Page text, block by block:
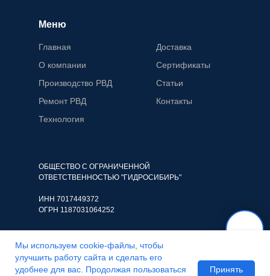
Мы используем cookie-файлы, чтобы
улучшить работу сайта и сделать его
удобнее для вас. Продолжая пользоваться
Принять
ОБЩЕСТВО С ОГРАНИЧЕННОЙ
ОТВЕТСТВЕННОСТЬЮ "ГИДРОСИБИРЬ"
ИНН 7017449372
ОГРН 1187031064252
Меню
Главная
О компании
Производство РВД
Ремонт РВД
Технология
Доставка
Сертификаты
Статьи
Контакты
©️ ООО “Гидросибирь”. Все права защищены